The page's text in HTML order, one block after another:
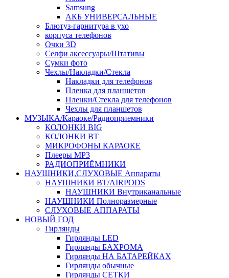
Samsung
АКБ УНИВЕРСАЛЬНЫЕ
Блютуз-гарнитура в ухо
корпуса телефонов
Очки 3D
Селфи аксессуары/Штативы
Сумки фото
Чехлы/Накладки/Стекла
Накладки для телефонов
Пленка для планшетов
Пленки/Стекла для телефонов
Чехлы для планшетов
МУЗЫКА/Караоке/Радиоприемники
КОЛОНКИ BIG
КОЛОНКИ BT
МИКРОФОНЫ КАРАОКЕ
Плееры MP3
РАДИОПРИЁМНИКИ
НАУШНИКИ,СЛУХОВЫЕ Аппараты
НАУШНИКИ BT/AIRPODS
НАУШНИКИ Внутриканальные
НАУШНИКИ Полноразмерные
СЛУХОВЫЕ АППАРАТЫ
НОВЫЙ ГОД
Гирлянды
Гирлянды LED
Гирлянды БАХРОМА
Гирлянды НА БАТАРЕЙКАХ
Гирлянды обычные
Гирлянды СЕТКИ